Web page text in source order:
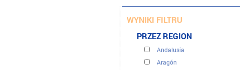
WYNIKI FILTRU
PRZEZ REGION
Andalusia
Aragón